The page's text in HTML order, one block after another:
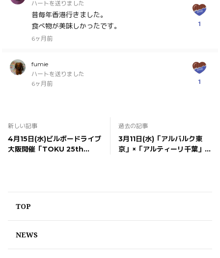
ハートを送りました
昔毎年香港行きました。
食べ物が美味しかったです。
6ヶ月前
1
fumie
ハートを送りました
6ヶ月前
1
新しい記事
4月15日(水)ビルボードライブ
大阪開催「TOKU 25th
過去の記事
3月11日(水)「アルバルク東
京」×「アルティーリ千葉」戦
TOP
NEWS